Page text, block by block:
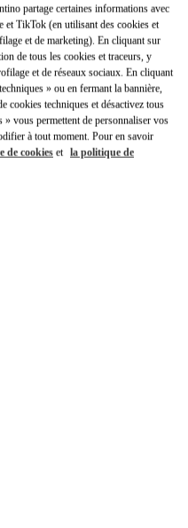
Opens in New Tab
partage certaines informations avec
et TikTok (en utilisant des cookies et
et de marketing). En cliquant sur
de tous les cookies et traceurs, y
et de réseaux sociaux. En cliquant
» ou en fermant la bannière,
cookies techniques et désactivez tous
» vous permettent de personnaliser vos
à tout moment. Pour en savoir
de cookies et la politique de